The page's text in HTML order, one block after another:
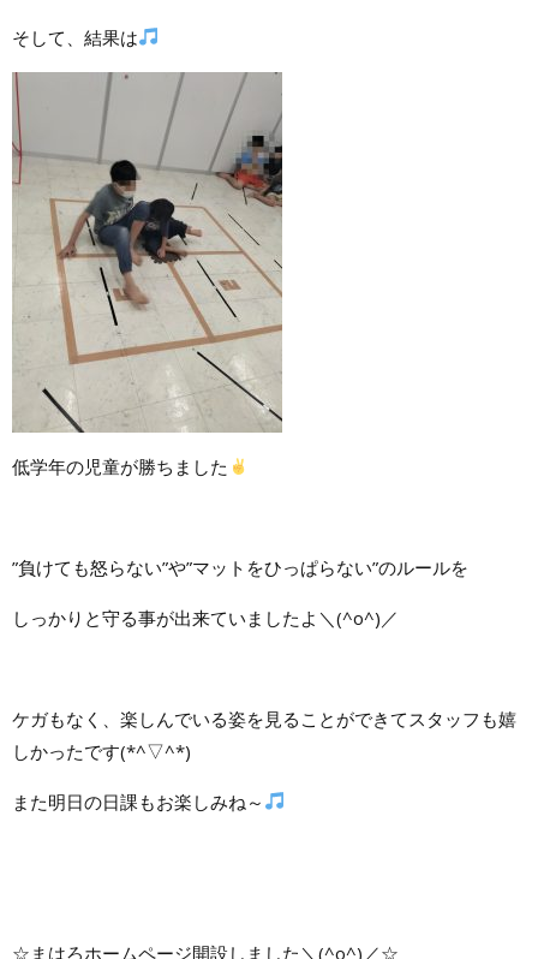
そして、結果は
低学年の児童が勝ちました
”負けても怒らない”や”マットをひっぱらない”のルールを
しっかりと守る事が出来ていましたよ＼(^o^)／
ケガもなく、楽しんでいる姿を見ることができてスタッフも嬉
しかったです(*^▽^*)
また明日の日課もお楽しみね～
☆まはろホームページ開設しました＼(^o^)／☆